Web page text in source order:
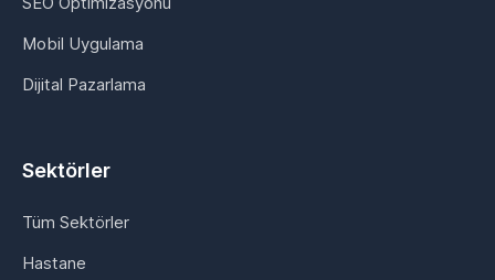
Mobil Uygulama
Dijital Pazarlama
Sektörler
Tüm Sektörler
Hastane